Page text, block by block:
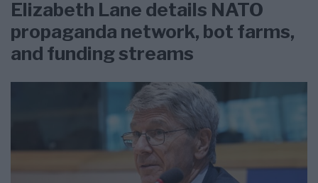
Elizabeth Lane details NATO
propaganda network, bot farms,
and funding streams